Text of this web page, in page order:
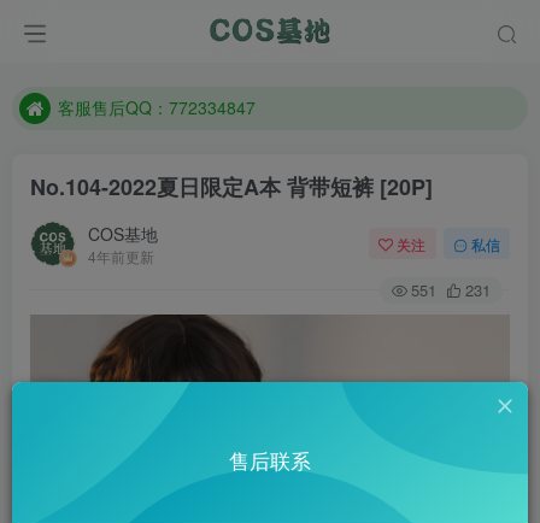
遇到任何问题加客服QQ：772334847
客服售后QQ：772334847
防失联：百度搜索《一七天佳》，实时查看最新站点。
No.104-2022夏日限定A本 背带短裤 [20P]
COS基地
4年前更新
关注 私信
551 231
售后联系